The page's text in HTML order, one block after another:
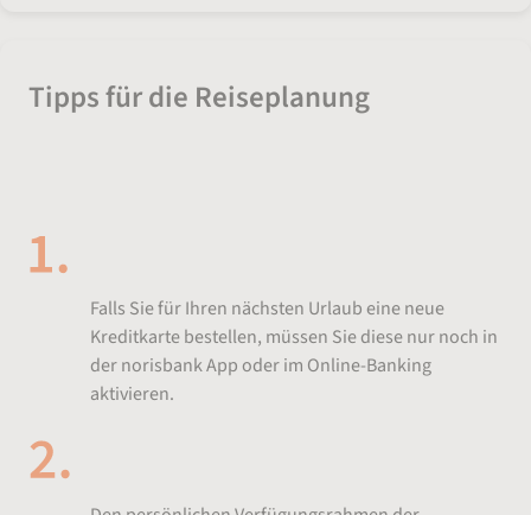
Tipps für die Reiseplanung
Falls Sie für Ihren nächsten Urlaub eine neue
Kreditkarte bestellen, müssen Sie diese nur noch in
der norisbank App oder im Online-Banking
aktivieren.